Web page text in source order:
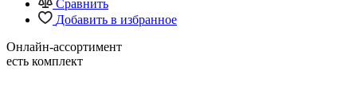
Сравнить
Добавить в избранное
Онлайн-ассортимент
есть комплект